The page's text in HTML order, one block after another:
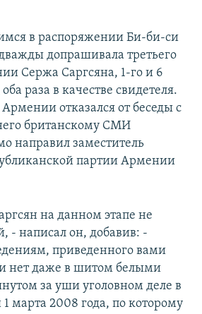
в распоряжении Би-би-си
допрашивала третьего
Сержа Саргсяна, 1-го и 6
раза в качестве свидетеля.
отказался от беседы с
британскому СМИ
направил заместитель
партии Армении
на данном этапе не
- написал он, добавив: -
приведенного вами
нет даже в шитом белыми
за уши уголовном деле в
марта 2008 года, по которому